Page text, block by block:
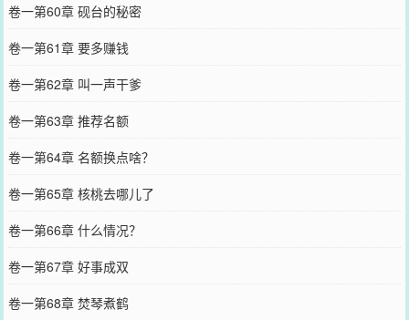
卷一第60章 砚台的秘密
卷一第61章 要多赚钱
卷一第62章 叫一声干爹
卷一第63章 推荐名额
卷一第64章 名额换点啥？
卷一第65章 核桃去哪儿了
卷一第66章 什么情况？
卷一第67章 好事成双
卷一第68章 焚琴煮鹤